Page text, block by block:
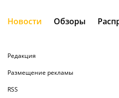
Новости Обзоры
Редакция
Размещение рекламы
RSS